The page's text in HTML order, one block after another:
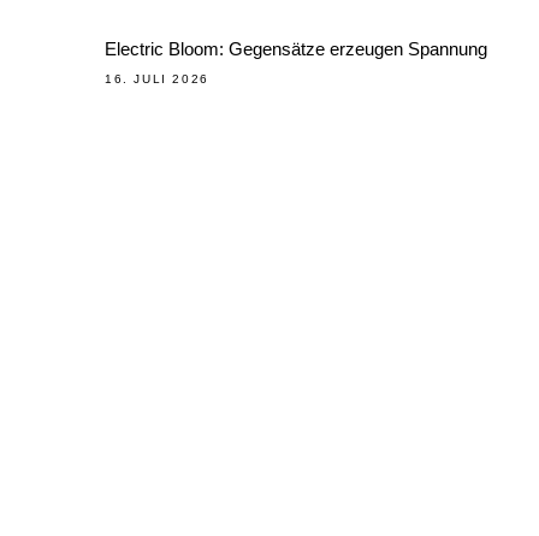
Electric Bloom: Gegensätze erzeugen Spannung
16. JULI 2026